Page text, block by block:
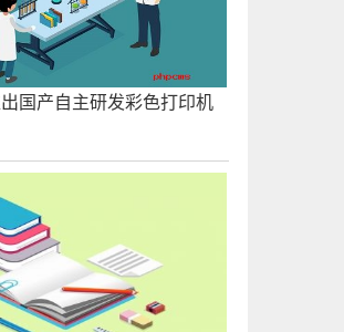
国产自主研发彩色打印机